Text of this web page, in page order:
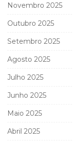
Novembro 2025
Outubro 2025
Setembro 2025
Agosto 2025
Julho 2025
Junho 2025
Maio 2025
Abril 2025